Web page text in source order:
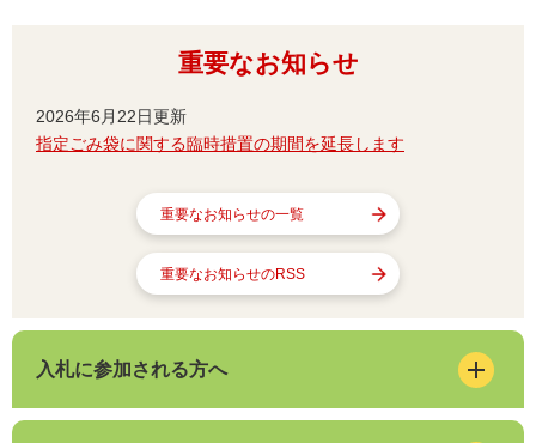
重要なお知らせ
2026年6月22日更新
指定ごみ袋に関する臨時措置の期間を延長します
重要なお知らせの一覧
重要なお知らせのRSS
入札に参加される方へ